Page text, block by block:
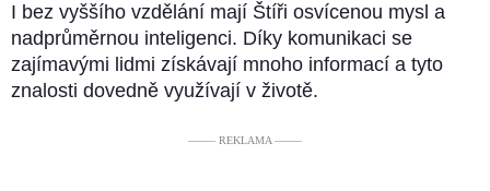
I bez vyššího vzdělání mají Štíři osvícenou mysl a
nadprůměrnou inteligenci. Díky komunikaci se
zajímavými lidmi získávají mnoho informací a tyto
znalosti dovedně využívají v životě.
––––– REKLAMA –––––